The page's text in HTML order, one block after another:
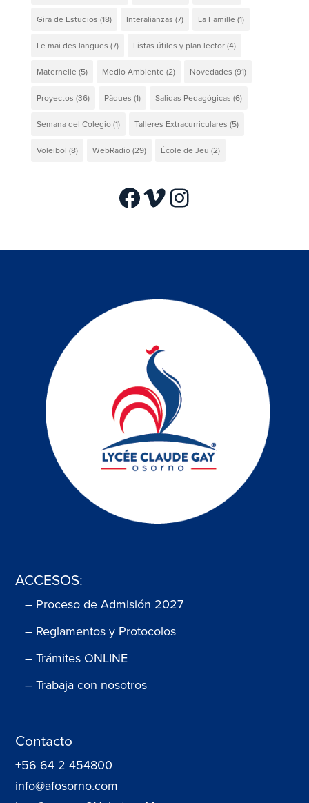
Gira de Estudios (18) Interalianzas (7) La Famille (1)
Le mai des langues (7) Listas útiles y plan lector(4)
Maternelle (5) Medio Ambiente (2) Novedades (91)
Proyectos (36) Pâques (1) Salidas Pedagógicas (6)
Semana del Colegio(1) Talleres Extracurriculares (5)
Voleibol (8) WebRadio(29) École de Jeu (2)
Facebook
VimeoInstagram
ACCESOS:
– Proceso de Admisión 2027
– Reglamentos y Protocolos
– Trámites ONLINE
– Trabaja con nosotros
Contacto
+56 64 2 454800
info@afosorno.com